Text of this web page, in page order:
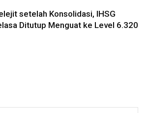
setelah Konsolidasi, IHSG
Ditutup Menguat ke Level 6.320